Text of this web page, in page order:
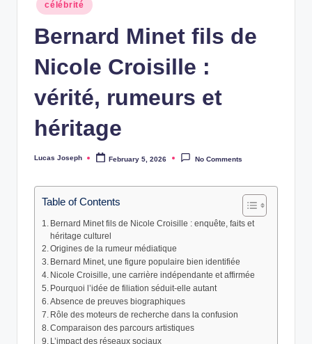
in
célébrité
Bernard Minet fils de
Nicole Croisille :
vérité, rumeurs et
héritage
Posted
Lucas Joseph February 5, 2026 No Comments
Table of Contents
Bernard Minet fils de Nicole Croisille : enquête, faits et
héritage culturel
Origines de la rumeur médiatique
Bernard Minet, une figure populaire bien identifiée
Nicole Croisille, une carrière indépendante et affirmée
Pourquoi l’idée de filiation séduit-elle autant
Absence de preuves biographiques
Rôle des moteurs de recherche dans la confusion
Comparaison des parcours artistiques
L’impact des réseaux sociaux